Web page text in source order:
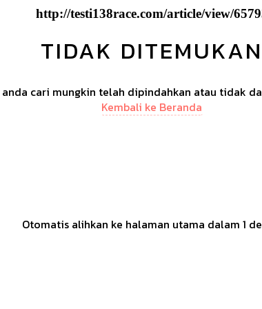
http://testi138race.com/article/view/
TIDAK DITEMUKAN
cari mungkin telah dipindahkan atau tidak
Kembali ke Beranda
Otomatis alihkan ke halaman utama dalam 1